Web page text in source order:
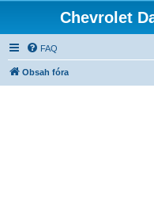
Chevrolet
FAQ
Obsah fóra